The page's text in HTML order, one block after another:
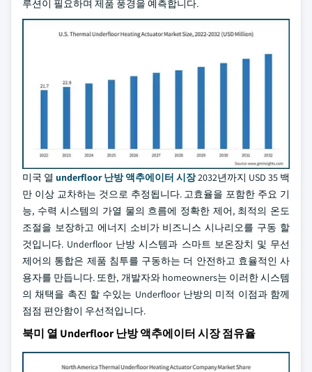
루션이 필요하며 제품 풍경을 예측합니다.
미국 열 underfloor 난방 액추에이터 시장2032년까지 USD 35 백
만 이상 교차하는 것으로 추정됩니다. 고효율을 포함한 주요 기
능, 수력 시스템의 가열 물의 흐름에 정확한 제어, 최적의 온도
조절을 보장하고 에너지 소비가 비즈니스 시나리오를 구동 할
것입니다. Underfloor 난방 시스템과 스마트 보온장치 및 무선
제어의 통합은 제품 침투를 구동하는 더 안전하고 효율적인 사
용자를 만듭니다. 또한, 개발자와 homeowners는 이러한 시스템
의 채택을 촉진 할 수있는 Underfloor 난방의 미적 이점과 함께
점점 편안함이 우선적입니다.
북미 열 Underfloor 난방 액추에이터 시장 점유율